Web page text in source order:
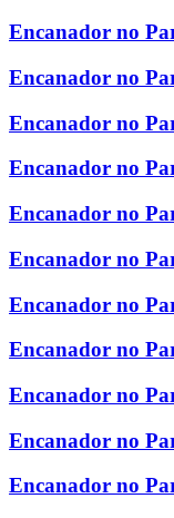
Encanador no
Encanador no
Encanador no
Encanador no
Encanador no
Encanador no
Encanador no
Encanador no
Encanador no
Encanador no
Encanador no